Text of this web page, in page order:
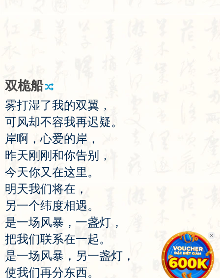
双桅船
雾打湿了我的双翼 ，
可风却不容我再迟疑。
岸啊 ，心爱的岸 ，
昨天刚 刚 和你告别 ，
今天你又在这里。
明天我们将在 ，
另一个纬度相遇。
是一场风暴 ， 一盏灯 ，
把我们联系在一起。
是一场风暴 ， 另一盏灯 ，
使我们再分东西。